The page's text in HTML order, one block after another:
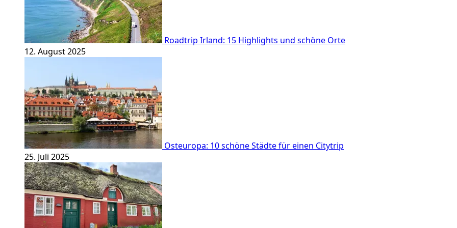
Roadtrip Irland: 15 Highlights und schöne Orte
12. August 2025
Osteuropa: 10 schöne Städte für einen Citytrip
25. Juli 2025